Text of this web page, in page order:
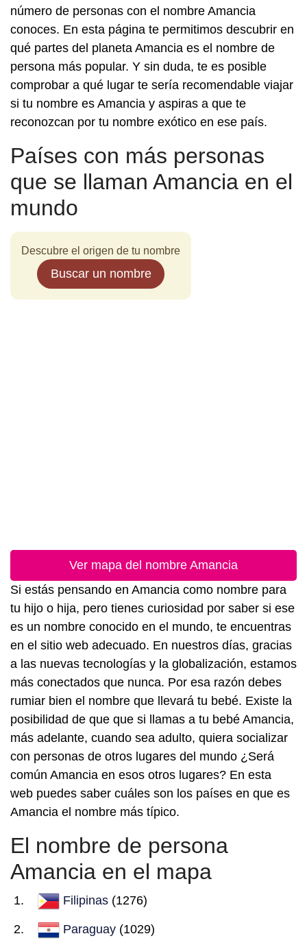
número de personas con el nombre Amancia
conoces. En esta página te permitimos descubrir en
qué partes del planeta Amancia es el nombre de
persona más popular. Y sin duda, te es posible
comprobar a qué lugar te sería recomendable viajar
si tu nombre es Amancia y aspiras a que te
reconozcan por tu nombre exótico en ese país.
Países con más personas
que se llaman Amancia en el
mundo
Descubre el origen de tu nombre
Buscar un nombre
Ver mapa del nombre Amancia
Si estás pensando en Amancia como nombre para
tu hijo o hija, pero tienes curiosidad por saber si ese
es un nombre conocido en el mundo, te encuentras
en el sitio web adecuado. En nuestros días, gracias
a las nuevas tecnologías y la globalización, estamos
más conectados que nunca. Por esa razón debes
rumiar bien el nombre que llevará tu bebé. Existe la
posibilidad de que que si llamas a tu bebé Amancia,
más adelante, cuando sea adulto, quiera socializar
con personas de otros lugares del mundo ¿Será
común Amancia en esos otros lugares? En esta
web puedes saber cuáles son los países en que es
Amancia el nombre más típico.
El nombre de persona
Amancia en el mapa
Filipinas (1276)
Paraguay (1029)